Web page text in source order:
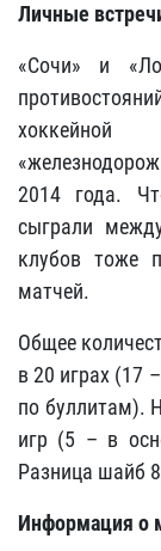
Личные
«Сочи» и
2014 года.
сыграли
клубов тоже
матчей.
Общее
в 20 играх (17
по буллитам).
игр (5 – в
Разница шайб
Информация о